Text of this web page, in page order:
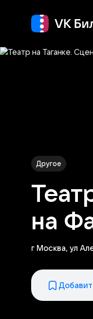
Другое
на
г Москва, ул